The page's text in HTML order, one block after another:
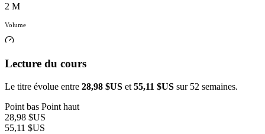
2 M
Volume
Lecture du cours
Le titre évolue entre 28,98 $US et 55,11 $US sur 52 semaines.
Point bas Point haut
28,98 $US
55,11 $US